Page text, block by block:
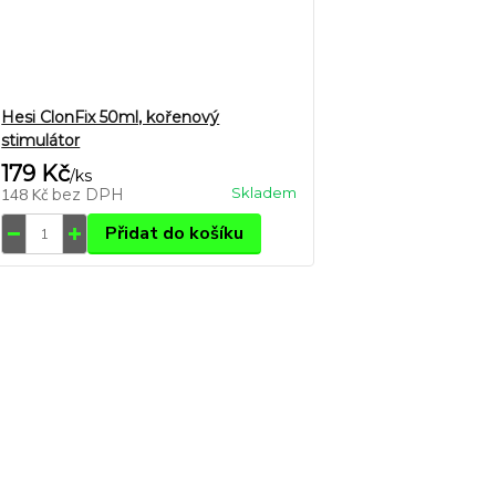
Hesi ClonFix 50ml, kořenový
stimulátor
179 Kč/ks
148 Kč bez DPH Skladem
Přidat do košíku